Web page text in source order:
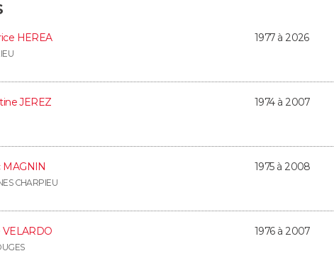
HEREA 1977 à 2026
JEREZ 1974 à 2007
MAGNIN
CHARPIEU
1975 à 2008
VELARDO 1976 à 2007